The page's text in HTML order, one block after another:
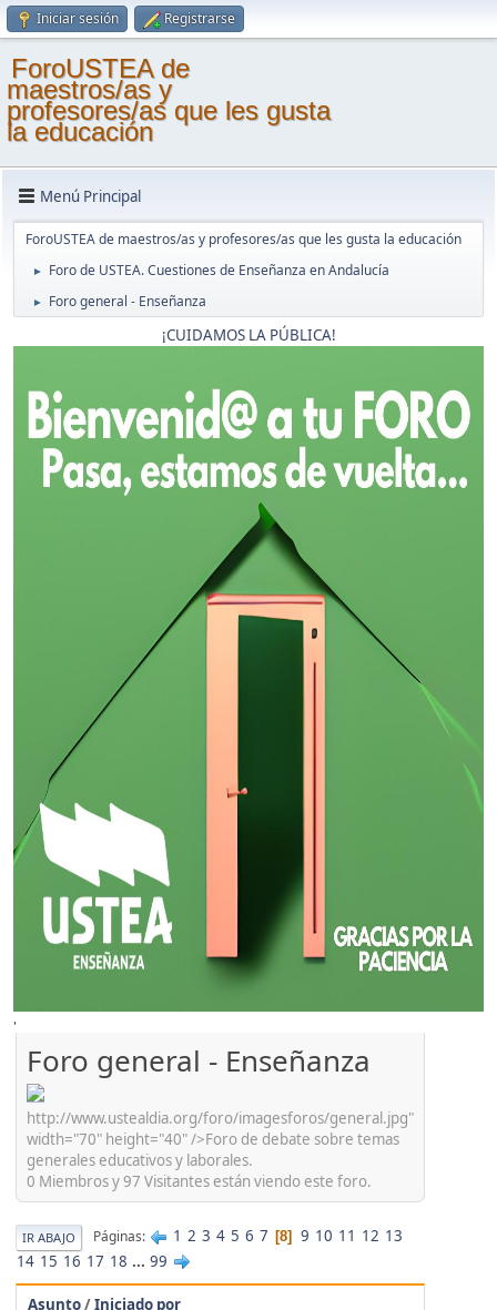
Iniciar sesión Registrarse
ForoUSTEA de
maestros/as y
profesores/as que les gusta
la educación
Menú Principal
ForoUSTEA de maestros/as y profesores/as que les gusta la educación
► Foro de USTEA. Cuestiones de Enseñanza en Andalucía
► Foro general - Enseñanza
¡CUIDAMOS LA PÚBLICA!
'
Foro general - Enseñanza
http://www.ustealdia.org/foro/imagesforos/general.jpg"
width="70" height="40" />Foro de debate sobre temas
generales educativos y laborales.
0 Miembros y 97 Visitantes están viendo este foro.
IR ABAJO Páginas 1 2 3 4 5 6 7 8 9 10 11 12 13
14 15 16 17 18 ... 99
Asunto/Iniciado por